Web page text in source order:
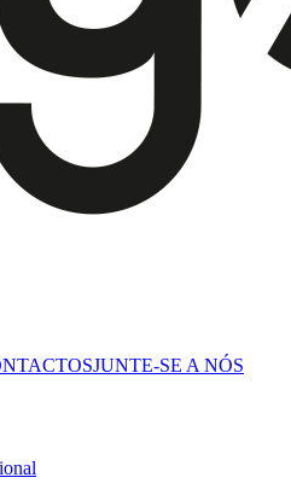
JUNTE-SE A NÓS